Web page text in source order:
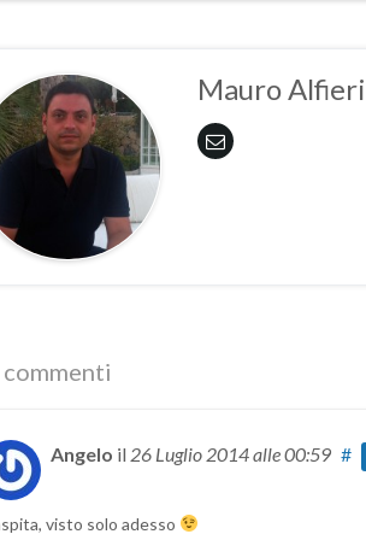
Mauro Alfieri
commenti
Angelo il 26 Luglio 2014alle 00:59 #
visto solo adesso